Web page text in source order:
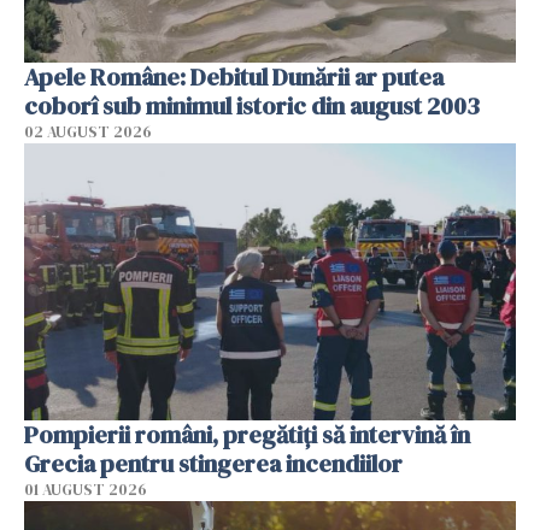
Apele Române: Debitul Dunării ar putea
coborî sub minimul istoric din august 2003
02 AUGUST 2026
Pompierii români, pregătiţi să intervină în
Grecia pentru stingerea incendiilor
01 AUGUST 2026